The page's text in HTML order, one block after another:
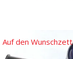
Auf den